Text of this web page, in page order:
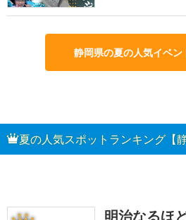
静岡県の夏の人気イベン
夏の人気スポットランキング【
明治なるほ